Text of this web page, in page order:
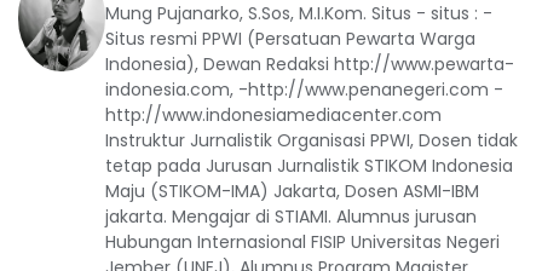
Mung Pujanarko, S.Sos, M.I.Kom. Situs - situs : -
Situs resmi PPWI (Persatuan Pewarta Warga
Indonesia), Dewan Redaksi http://www.pewarta-
indonesia.com, -http://www.penanegeri.com -
http://www.indonesiamediacenter.com
Instruktur Jurnalistik Organisasi PPWI, Dosen tidak
tetap pada Jurusan Jurnalistik STIKOM Indonesia
Maju (STIKOM-IMA) Jakarta, Dosen ASMI-IBM
jakarta. Mengajar di STIAMI. Alumnus jurusan
Hubungan Internasional FISIP Universitas Negeri